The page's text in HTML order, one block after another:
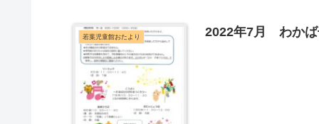
若葉児童館おたより 2022年7月 わかば